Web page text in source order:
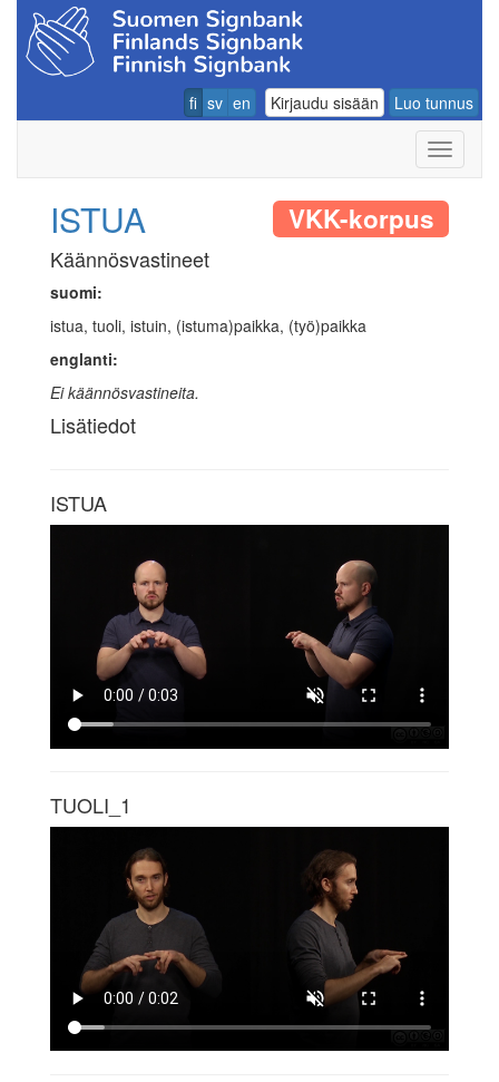
fi sv en Kirjaudu sisään Luo tunnus
ISTUA VKK-korpus
Käännösvastineet
suomi:
istua, tuoli, istuin, (istuma)paikka, (työ)paikka
englanti:
Ei käännösvastineita.
Lisätiedot
ISTUA
TUOLI_1